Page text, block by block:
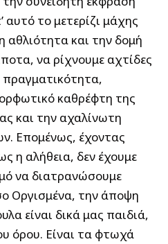
το μετερίζι μάχης
αθλιότητα και την δομή
να ρίχνουμε αχτίδες
καθρέφτη της
και την αχαλίνωτη
Επομένως, έχοντας
η αλήθεια, δεν έχουμε
να διατρανώσουμε
Οργισμένα, την άποψη
είναι δικά μας παιδιά,
όρου. Είναι τα φτωχά